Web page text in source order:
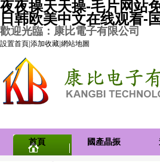
夜夜操天天操-毛片网站
日韩欧美中文在线观看-
歡迎光臨：康比電子有限公司
設置首頁 添加收藏 網站地圖
首頁 國產晶振